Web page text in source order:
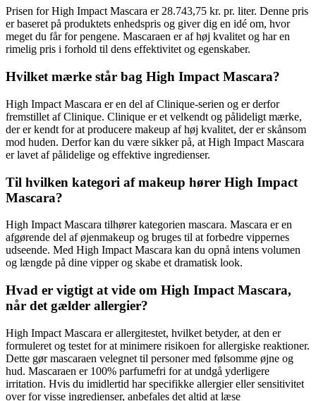
Prisen for High Impact Mascara er 28.743,75 kr. pr. liter. Denne pris
er baseret på produktets enhedspris og giver dig en idé om, hvor
meget du får for pengene. Mascaraen er af høj kvalitet og har en
rimelig pris i forhold til dens effektivitet og egenskaber.
Hvilket mærke står bag High Impact Mascara?
High Impact Mascara er en del af Clinique-serien og er derfor
fremstillet af Clinique. Clinique er et velkendt og pålideligt mærke,
der er kendt for at producere makeup af høj kvalitet, der er skånsom
mod huden. Derfor kan du være sikker på, at High Impact Mascara
er lavet af pålidelige og effektive ingredienser.
Til hvilken kategori af makeup hører High Impact
Mascara?
High Impact Mascara tilhører kategorien mascara. Mascara er en
afgørende del af øjenmakeup og bruges til at forbedre vippernes
udseende. Med High Impact Mascara kan du opnå intens volumen
og længde på dine vipper og skabe et dramatisk look.
Hvad er vigtigt at vide om High Impact Mascara,
når det gælder allergier?
High Impact Mascara er allergitestet, hvilket betyder, at den er
formuleret og testet for at minimere risikoen for allergiske reaktioner.
Dette gør mascaraen velegnet til personer med følsomme øjne og
hud. Mascaraen er 100% parfumefri for at undgå yderligere
irritation. Hvis du imidlertid har specifikke allergier eller sensitivitet
over for visse ingredienser, anbefales det altid at læse